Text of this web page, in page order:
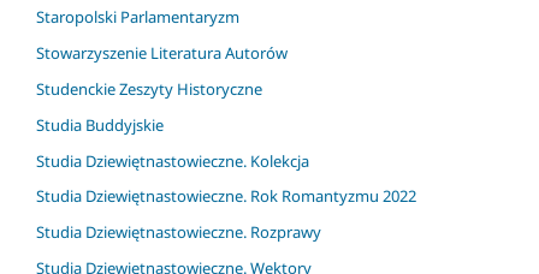
Staropolski Parlamentaryzm
Stowarzyszenie Literatura Autorów
Studenckie Zeszyty Historyczne
Studia Buddyjskie
Studia Dziewiętnastowieczne. Kolekcja
Studia Dziewiętnastowieczne. Rok Romantyzmu 2022
Studia Dziewiętnastowieczne. Rozprawy
Studia Dziewiętnastowieczne. Wektory